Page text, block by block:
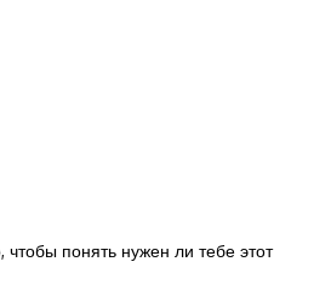
понять нужен ли тебе этот